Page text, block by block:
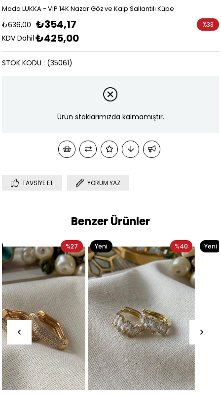
Moda LUKKA - VIP 14K Nazar Göz ve Kalp Sallantılı Küpe
₺636,00 ₺354,17
KDV Dahil ₺425,00
%33
(35061)
STOK KODU
Ürün stoklarımızda kalmamıştır.
TAVSIYE ET YORUM YAZ
Benzer Ürünler
%40
Yeni
Ürün
%33
Yeni
Ürün